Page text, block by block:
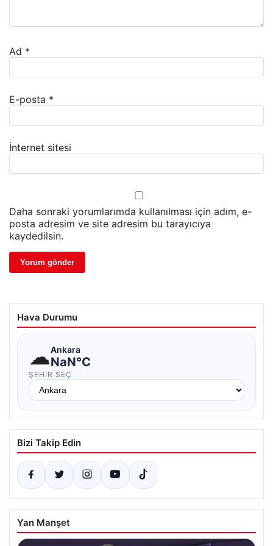
Ad *
E-posta *
İnternet sitesi
Daha sonraki yorumlarımda kullanılması için adım, e-
posta adresim ve site adresim bu tarayıcıya
kaydedilsin.
Hava Durumu
☁Ankara
NaN°C
ŞEHIR SEÇ
Bizi Takip Edin
Yan Manşet